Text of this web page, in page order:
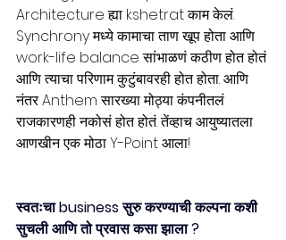
Architecture ह्या kshetrat काम केलं.
Synchrony मध्ये कामाचा ताण खूप होता आणि
work-life balance सांभाळणं कठीण होत होतं
आणि त्याचा परिणाम कुटुंबावरही होत होता. आणि
नंतर Anthem सारख्या मोठ्या कंपनीतलं
राजकारणही नकोसं होत होतं. तेंव्हाच आयुष्यातला
आणखीन एक मोठा Y-Point आला!
स्वतःचा business सुरु करण्याची कल्पना कशी
सुचली आणि तो प्रवास कसा झाला ?